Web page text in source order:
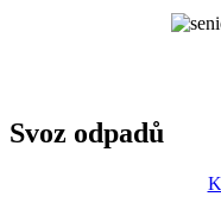
Svoz odpadů